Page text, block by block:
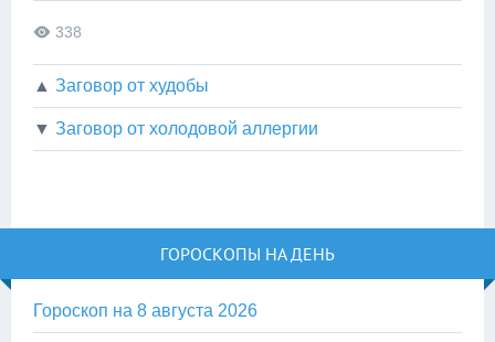
338
▲ Заговор от худобы
▼ Заговор от холодовой аллергии
ГОРОСКОПЫ НА ДЕНЬ
Гороскоп на 8 августа 2026